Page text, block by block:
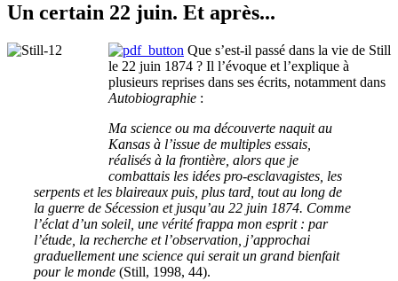
Un certain 22 juin. Et après...
Que s’est-il passé dans la vie de Still
le 22 juin 1874 ? Il l’évoque et l’explique à
plusieurs reprises dans ses écrits, notamment dans
Autobiographie :
Ma science ou ma découverte naquit au
Kansas à l’issue de multiples essais,
réalisés à la frontière, alors que je
combattais les idées pro-esclavagistes, les
serpents et les blaireaux puis, plus tard, tout au long de
la guerre de Sécession et jusqu’au 22 juin 1874. Comme
l’éclat d’un soleil, une vérité frappa mon esprit : par
l’étude, la recherche et l’observation, j’approchai
graduellement une science qui serait un grand bienfait
pour le monde (Still, 1998, 44).